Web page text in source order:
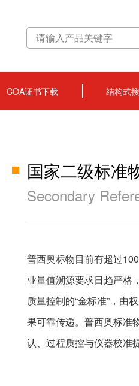
COA证书下载 结构式
国家二级标准
Secondary
普西奥标物目前有超过
业量值溯源要求日趋严格
质量控制的“金标准”，由
果可靠传递。普西奥标准
认、过程质控与仪器校准